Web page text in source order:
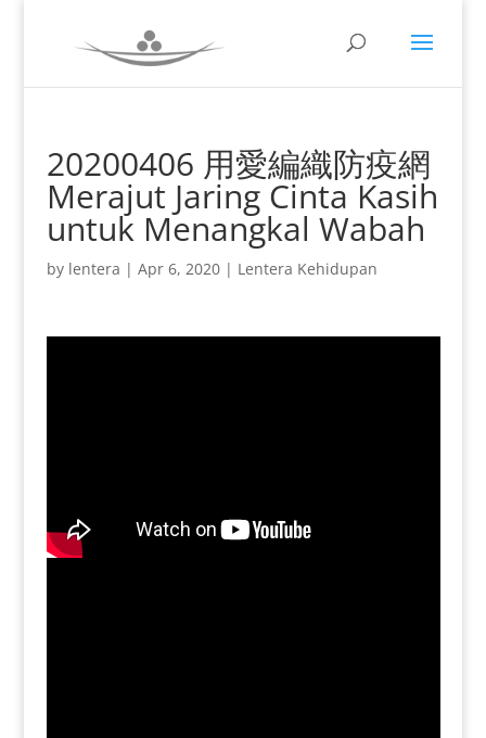
20200406 用愛編織防疫網
Merajut Jaring Cinta Kasih
untuk Menangkal Wabah
by lentera | Apr 6, 2020| Lentera Kehidupan